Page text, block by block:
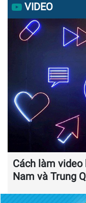
VIDEO
Cách làm
Nam và Trung